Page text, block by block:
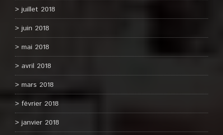
juillet 2018
juin 2018
mai 2018
avril 2018
mars 2018
février 2018
janvier 2018